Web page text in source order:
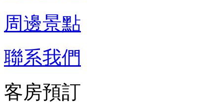
周邊景點
聯系我們
客房預訂